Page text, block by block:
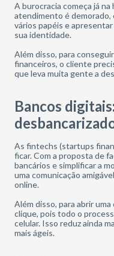
A burocracia começa já
atendimento é demorado,
vários papéis e
sua identidade.
Além disso, para
financeiros, o cliente
que leva muita gente a
Bancos
As fintechs (startups
ficar. Com a proposta de
bancários e simplificar a
uma comunicação
online.
Além disso, para abrir
clique, pois todo o
celular. Isso reduz ainda
mais ágeis.